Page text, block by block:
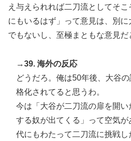
え与えられれば二刀流としてそ
にもいるはず」って意見は、別
でもないし、至極まともな意見だ
→39. 海外の反応
どうだろ。俺は50年後、大谷
格化されてると思うわ。
今は「大谷が二刀流の扉を開
する奴が出てくる」って空気
代にもわたって二刀流に挑戦